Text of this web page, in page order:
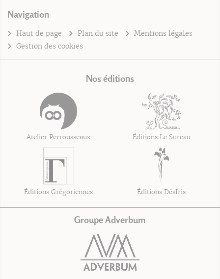
Navigation
Haut de page Plan du site
Mentions légales
Gestion des cookies
Nos éditions
Atelier Perrousseaux Éditions Le Sureau
Éditions Grégoriennes Éditions DésIris
Groupe Adverbum